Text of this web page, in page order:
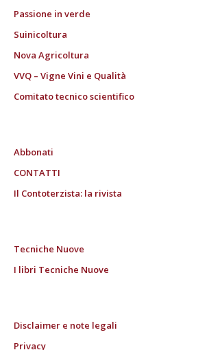
Passione in verde
Suinicoltura
Nova Agricoltura
VVQ – Vigne Vini e Qualità
Comitato tecnico scientifico
Abbonati
CONTATTI
Il Contoterzista: la rivista
Tecniche Nuove
I libri Tecniche Nuove
Disclaimer e note legali
Privacy